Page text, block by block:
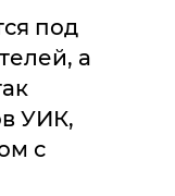
под
а
УИК,
с